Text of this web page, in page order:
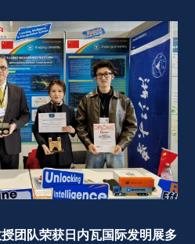
团队荣获日内瓦国际发明展多